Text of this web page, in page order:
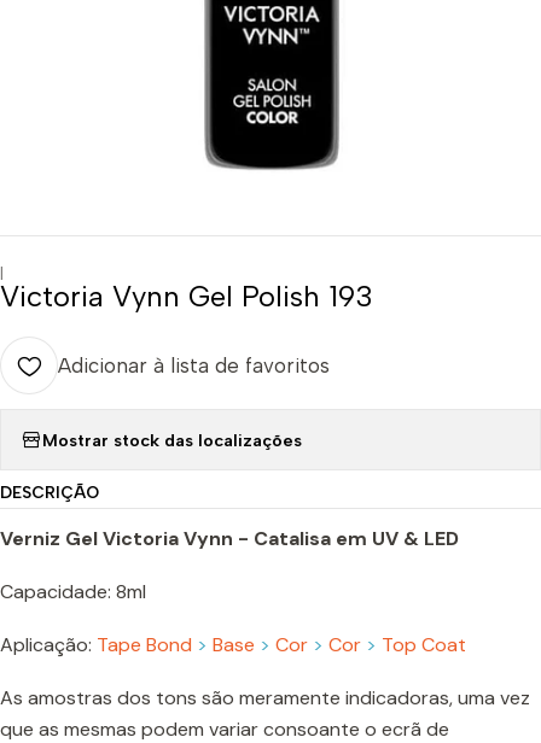
|
Victoria Vynn Gel Polish 193
Adicionar à lista de favoritos
Mostrar stock das localizações
DESCRIÇÃO
Verniz Gel Victoria Vynn - Catalisa em UV & LED
Capacidade: 8ml
Aplicação: Tape Bond > Base > Cor > Cor > Top Coat
As amostras dos tons são meramente indicadoras, uma vez
que as mesmas podem variar consoante o ecrã de